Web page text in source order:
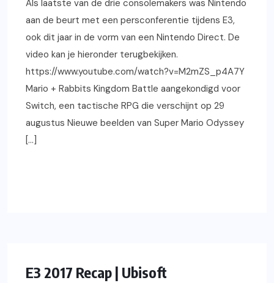
Als laatste van de drie consolemakers was Nintendo
aan de beurt met een persconferentie tijdens E3,
ook dit jaar in de vorm van een Nintendo Direct. De
video kan je hieronder terugbekijken.
https://www.youtube.com/watch?v=M2mZS_p4A7Y
Mario + Rabbits Kingdom Battle aangekondigd voor
Switch, een tactische RPG die verschijnt op 29
augustus Nieuwe beelden van Super Mario Odyssey
[…]
E3 2017 Recap | Ubisoft